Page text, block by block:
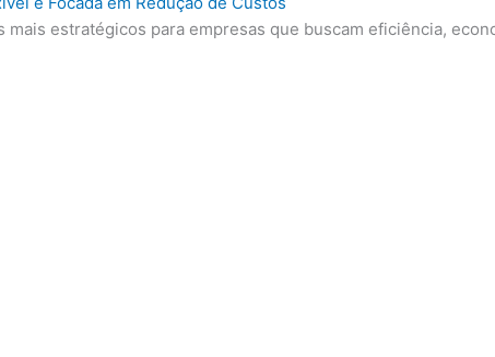
estratégicos para empresas que buscam eficiência,